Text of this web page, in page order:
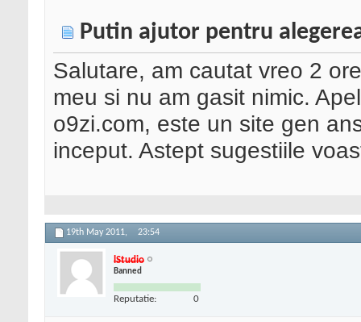
Putin ajutor pentru
Salutare, am cautat vreo 2
meu si nu am gasit nimic.
o9zi.com, este un site gen
inceput. Astept sugestiile
19th May 2011, 23:54
lStudio
Banned
Reputatie: 0